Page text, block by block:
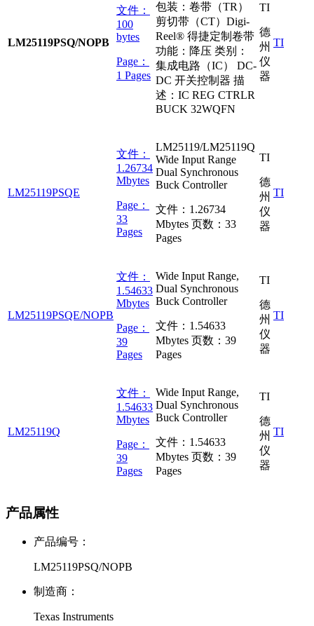
LM25119PSQ/NOPB
文件：
100
bytes
Page：
1 Pages
包装：卷带（TR）
剪切带（CT）Digi-
Reel® 得捷定制卷带
功能：降压 类别：
集成电路（IC） DC-
DC 开关控制器 描
述：IC REG CTRLR
BUCK 32WQFN
TI
德
州
仪
器
TI
LM25119PSQE
文件：
1.26734
Mbytes
Page：
33
Pages
LM25119/LM25119Q
Wide Input Range
Dual Synchronous
Buck Controller
文件： 1.26734
Mbytes 页数： 33
Pages
TI
德
州
仪
器
TI
LM25119PSQE/NOPB
文件：
1.54633
Mbytes
Page：
39
Pages
Wide Input Range,
Dual Synchronous
Buck Controller
文件： 1.54633
Mbytes 页数： 39
Pages
TI
德
州
仪
器
TI
LM25119Q
文件：
1.54633
Mbytes
Page：
39
Pages
Wide Input Range,
Dual Synchronous
Buck Controller
文件： 1.54633
Mbytes 页数： 39
Pages
TI
德
州
仪
器
TI
产品属性
产品编号：
LM25119PSQ/NOPB
制造商：
Texas Instruments